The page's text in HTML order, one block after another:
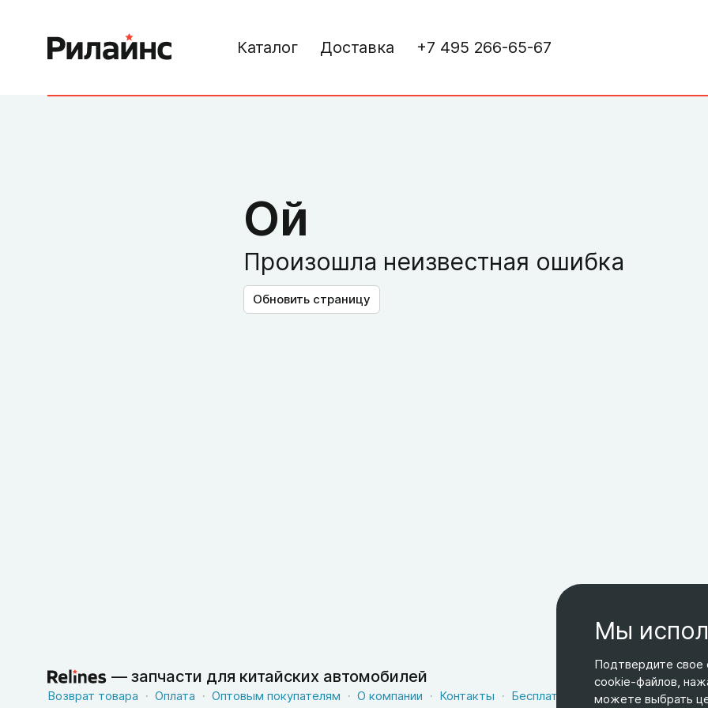
Каталог Доставка +7 495 266-65-67
Ой
Произошла неизвестная ошибка
Обновить страницу
— запчасти для китайских автомобилей
Возврат товара Оплата Оптовым покупателям О компании Контакты Бесплатная доставка
Оферта
Мы
Подтвердите свое
cookie-файлов,
можете выбрать